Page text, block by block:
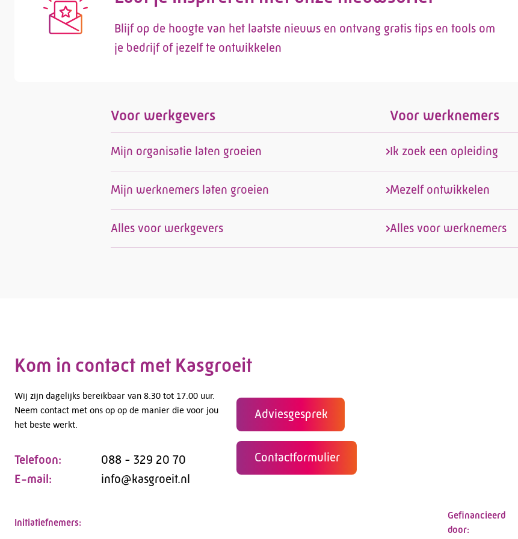
Blijf op de hoogte van het laatste nieuws en ontvang gratis tips en tools om
je bedrijf of jezelf te ontwikkelen
Voor werkgevers
Mijn organisatie laten groeien
Mijn werknemers laten groeien
Alles voor werkgevers
Voor werknemers
Ik zoek een opleiding
Mezelf ontwikkelen
Alles voor werknemers
Kom in contact met Kasgroeit
Wij zijn dagelijks bereikbaar van 8.30 tot 17.00 uur.
Neem contact met ons op op de manier die voor jou
het beste werkt.
Telefoon:
088 - 329 20 70
E-mail:
info@kasgroeit.nl
Adviesgesprek
Contactformulier
Initiatiefnemers:
Gefinancieerd
door: